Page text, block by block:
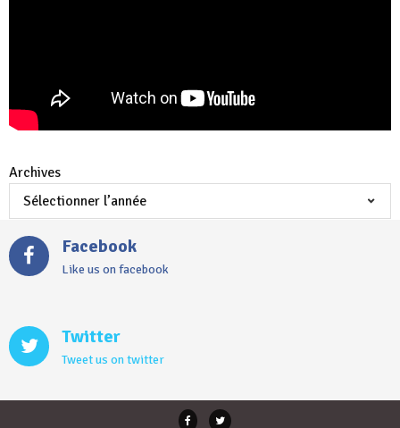
Archives
Facebook
Like us on facebook
Twitter
Tweet us on twitter